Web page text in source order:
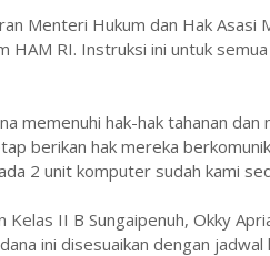
Menteri Hukum dan Hak Asasi
RI. Instruksi ini untuk
memenuhi hak-hak tahanan dan
berikan hak mereka
2 unit komputer sudah kami
II B Sungaipenuh, Okky
ini disesuaikan dengan